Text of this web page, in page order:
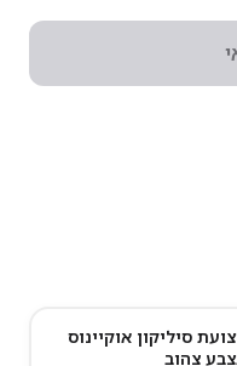
סיליקון אוקיינוס
צהוב